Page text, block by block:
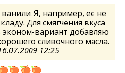
Я, например, ее не
Для смягчения вкуса
эконом-вариант добавляю
сливочного масла.
12:25